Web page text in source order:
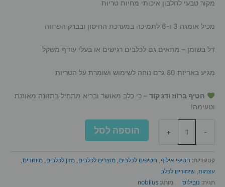
מקור טבעי לחלבון איכותי מחיות טריות
מכיל אומגה 3 ו-6 לתמיכה במערכת החיסון ובברק הפרווה
דל בשומן – מתאים גם לכלבים רגישים או בעלי עודף משקל
מגיע באריזת 80 גרם נוחה לשימוש ושומרת על הטריות
חטיף ברווז ודג קוד– כי כלב מאושר ובריא מתחיל בתזונה מאוזנת
וטעימה!
-
נובילוס
ברווז
ודג
קוד
+ הוספה לסל
קטגוריות: חטיפי אילוף, חטיפים לכלבים, מוצרים לכלבים, מזון לכלבים, מיוחדים,
עצמות, שימורים לכלב
תגית: נובילוס מותג: nobilus